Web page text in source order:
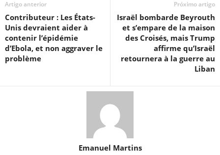
Artigo anterior
Contributeur : Les États-
Unis devraient aider à
contenir l’épidémie
d’Ebola, et non aggraver le
problème
Próximo artigo
Israël bombarde Beyrouth
et s’empare de la maison
des Croisés, mais Trump
affirme qu’Israël
retournera à la guerre au
Liban
Emanuel Martins